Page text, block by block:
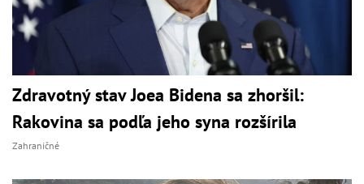
Zdravotný stav Joea Bidena sa zhoršil:
Rakovina sa podľa jeho syna rozšírila
Zahraničné